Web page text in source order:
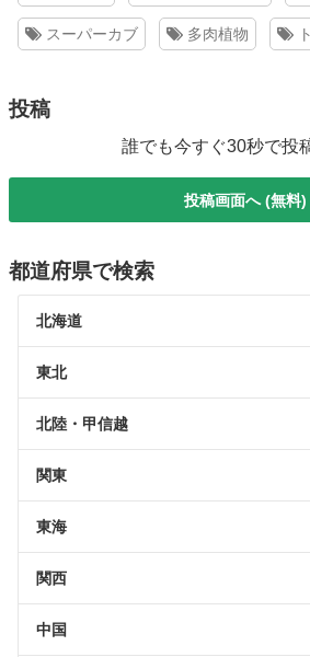
スーパーカブ 多肉植物
投稿
誰でも今すぐ30秒で投
投稿画面へ (無料)
都道府県で検索
北海道
東北
北陸・甲信越
関東
東海
関西
中国